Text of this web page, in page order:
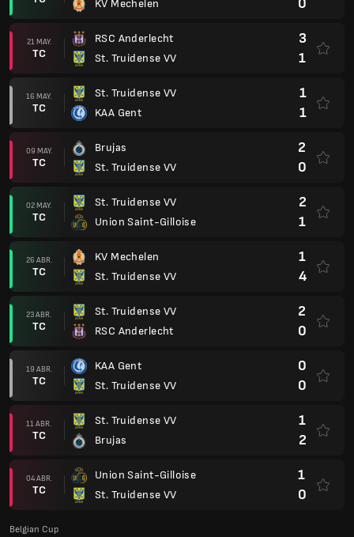
KV Mechelen
0
21 MAY.
TC
RSC Anderlecht
St. Truidense VV
3
1
16 MAY.
TC
St. Truidense VV
KAA Gent
1
1
09 MAY.
TC
Brujas
St. Truidense VV
2
0
02 MAY.
TC
St. Truidense VV
Union Saint-Gilloise
2
1
26 ABR.
TC
KV Mechelen
St. Truidense VV
1
4
23 ABR.
TC
St. Truidense VV
RSC Anderlecht
2
0
19 ABR.
TC
KAA Gent
St. Truidense VV
0
0
11 ABR.
TC
St. Truidense VV
Brujas
1
2
04 ABR.
TC
Union Saint-Gilloise
St. Truidense VV
1
0
Belgian Cup